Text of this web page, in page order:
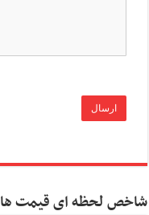
شاخص لحظه ای قیمت ها